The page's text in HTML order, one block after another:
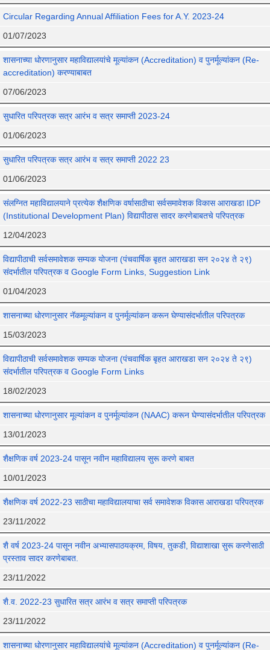
Circular Regarding Annual Affiliation Fees for A.Y. 2023-24
01/07/2023
शासनाच्या धोरणानुसार महाविद्यालयांचे मूल्यांकन (Accreditation) व पुनर्मूल्यांकन (Re-
accreditation) करण्याबाबत
07/06/2023
सुधारित परिपत्रक सत्र आरंभ व सत्र समाप्ती 2023-24
01/06/2023
सुधारित परिपत्रक सत्र आरंभ व सत्र समाप्ती 2022 23
01/06/2023
संलग्नित महाविद्यालयाने प्रत्येक शैक्षणिक वर्षासाठीचा सर्वसमावेशक विकास आराखडा IDP
(Institutional Development Plan) विद्यापीठास सादर करणेबाबतचे परिपत्रक
12/04/2023
विद्यापीठाची सर्वसमावेशक सम्यक योजना (पंचवार्षिक बृहत आराखडा सन २०२४ ते २९)
संदर्भातील परिपत्रक व Google Form Links, Suggestion Link
01/04/2023
शासनाच्या धोरणानुसार नॅकमूल्यांकन व पुनर्मूल्यांकन करून घेण्यासंदर्भातील परिपत्रक
15/03/2023
विद्यापीठाची सर्वसमावेशक सम्यक योजना (पंचवार्षिक बृहत आराखडा सन २०२४ ते २९)
संदर्भातील परिपत्रक व Google Form Links
18/02/2023
शासनाच्या धोरणानुसार मूल्यांकन व पुनर्मूल्यांकन (NAAC) करून घेण्यासंदर्भातील परिपत्रक
13/01/2023
शैक्षणिक वर्ष 2023-24 पासून नवीन महाविद्यालय सुरू करणे बाबत
10/01/2023
शैक्षणिक वर्ष 2022-23 साठीचा महाविद्यालयाचा सर्व समावेशक विकास आराखडा परिपत्रक
23/11/2022
शै वर्ष 2023-24 पासून नवीन अभ्यासपाठयक्रम, विषय, तुकडी, विद्याशाखा सुरू करणेसाठी
प्रस्ताव सादर करणेबाबत.
23/11/2022
शै.व. 2022-23 सुधारित सत्र आरंभ व सत्र समाप्ती परिपत्रक
23/11/2022
शासनाच्या धोरणानुसार महाविद्यालयांचे मूल्यांकन (Accreditation) व पुनर्मूल्यांकन (Re-